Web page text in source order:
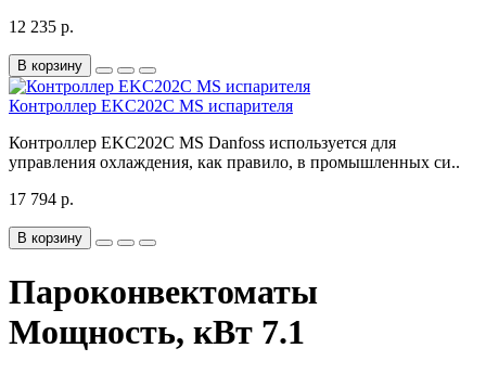
12 235 р.
В корзину
Контроллер EKC202C MS испарителя
Контроллер EKC202C MS Danfoss используется для
управления охлаждения, как правило, в промышленных си..
17 794 р.
В корзину
Пароконвектоматы
Мощность, кВт 7.1